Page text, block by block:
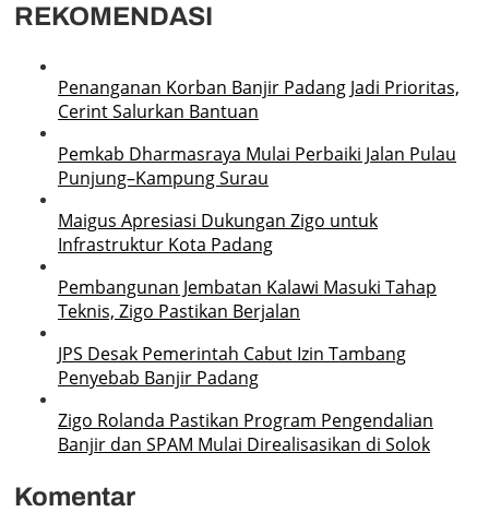
REKOMENDASI
Penanganan Korban Banjir Padang Jadi Prioritas,
Cerint Salurkan Bantuan
Pemkab Dharmasraya Mulai Perbaiki Jalan Pulau
Punjung–Kampung Surau
Maigus Apresiasi Dukungan Zigo untuk
Infrastruktur Kota Padang
Pembangunan Jembatan Kalawi Masuki Tahap
Teknis, Zigo Pastikan Berjalan
JPS Desak Pemerintah Cabut Izin Tambang
Penyebab Banjir Padang
Zigo Rolanda Pastikan Program Pengendalian
Banjir dan SPAM Mulai Direalisasikan di Solok
Komentar